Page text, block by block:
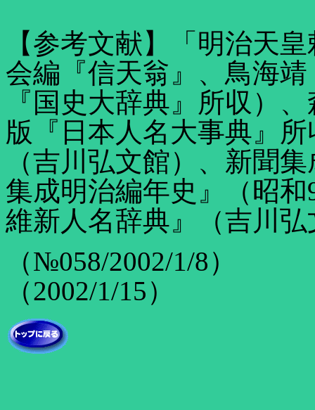
【参考文献】「明治天
会編『信天翁』、鳥海
『国史大辞典』所収）
版『日本人名大事典』
（吉川弘文館）、新聞
集成明治編年史』（昭
維新人名辞典』（吉川
（№058/2002/1/8）
（2002/1/15）